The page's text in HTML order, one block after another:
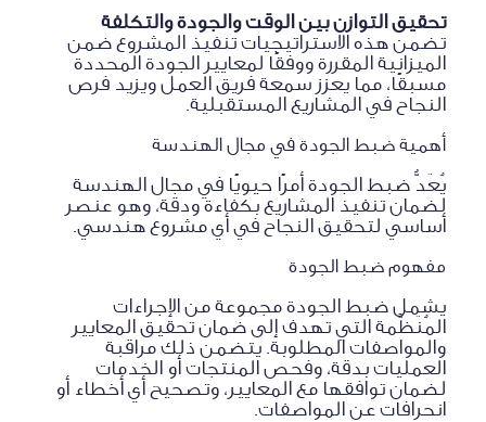
تحقيق التوازن بين الوقت والجودة والتكلفة
تضمن هذه الاستراتيجيات تنفيذ المشروع ضمن
الميزانية المقررة ووفقًا لمعايير الجودة المحددة
مسبقًا، مما يعزز سمعة فريق العمل ويزيد فرص
النجاح في المشاريع المستقبلية.
أهمية ضبط الجودة في مجال الهندسة
يُعَدُّ ضبط الجودة أمرًا حيويًا في مجال الهندسة
لضمان تنفيذ المشاريع بكفاءة ودقة، وهو عنصر
أساسي لتحقيق النجاح في أي مشروع هندسي.
مفهوم ضبط الجودة
يشمل ضبط الجودة مجموعة من الإجراءات
المُنَظَّمة التي تهدف إلى ضمان تحقيق المعايير
والمواصفات المطلوبة. يتضمن ذلك مراقبة
العمليات بدقة، وفحص المنتجات أو الخدمات
لضمان توافقها مع المعايير، وتصحيح أي أخطاء أو
انحرافات عن المواصفات.